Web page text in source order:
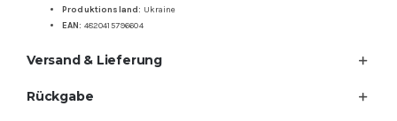
Produktionsland: Ukraine
EAN: 4820415796604
Versand & Lieferung
Rückgabe